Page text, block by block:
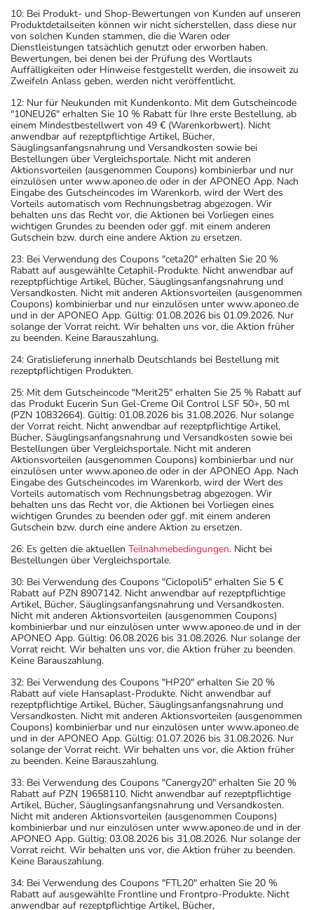
10: Bei Produkt- und Shop-Bewertungen von Kunden auf unseren
Produktdetailseiten können wir nicht sicherstellen, dass diese nur
von solchen Kunden stammen, die die Waren oder
Dienstleistungen tatsächlich genutzt oder erworben haben.
Bewertungen, bei denen bei der Prüfung des Wortlauts
Auffälligkeiten oder Hinweise festgestellt werden, die insoweit zu
Zweifeln Anlass geben, werden nicht veröffentlicht.
12: Nur für Neukunden mit Kundenkonto. Mit dem Gutscheincode
"10NEU26" erhalten Sie 10 % Rabatt für Ihre erste Bestellung, ab
einem Mindestbestellwert von 49 € (Warenkorbwert). Nicht
anwendbar auf rezeptpflichtige Artikel, Bücher,
Säuglingsanfangsnahrung und Versandkosten sowie bei
Bestellungen über Vergleichsportale. Nicht mit anderen
Aktionsvorteilen (ausgenommen Coupons) kombinierbar und nur
einzulösen unter www.aponeo.de oder in der APONEO App. Nach
Eingabe des Gutscheincodes im Warenkorb, wird der Wert des
Vorteils automatisch vom Rechnungsbetrag abgezogen. Wir
behalten uns das Recht vor, die Aktionen bei Vorliegen eines
wichtigen Grundes zu beenden oder ggf. mit einem anderen
Gutschein bzw. durch eine andere Aktion zu ersetzen.
23: Bei Verwendung des Coupons "ceta20" erhalten Sie 20 %
Rabatt auf ausgewählte Cetaphil-Produkte. Nicht anwendbar auf
rezeptpflichtige Artikel, Bücher, Säuglingsanfangsnahrung und
Versandkosten. Nicht mit anderen Aktionsvorteilen (ausgenommen
Coupons) kombinierbar und nur einzulösen unter www.aponeo.de
und in der APONEO App. Gültig: 01.08.2026 bis 01.09.2026. Nur
solange der Vorrat reicht. Wir behalten uns vor, die Aktion früher
zu beenden. Keine Barauszahlung.
24: Gratislieferung innerhalb Deutschlands bei Bestellung mit
rezeptpflichtigen Produkten.
25: Mit dem Gutscheincode "Merit25" erhalten Sie 25 % Rabatt auf
das Produkt Eucerin Sun Gel-Creme Oil Control LSF 50+, 50 ml
(PZN 10832664). Gültig: 01.08.2026 bis 31.08.2026. Nur solange
der Vorrat reicht. Nicht anwendbar auf rezeptpflichtige Artikel,
Bücher, Säuglingsanfangsnahrung und Versandkosten sowie bei
Bestellungen über Vergleichsportale. Nicht mit anderen
Aktionsvorteilen (ausgenommen Coupons) kombinierbar und nur
einzulösen unter www.aponeo.de oder in der APONEO App. Nach
Eingabe des Gutscheincodes im Warenkorb, wird der Wert des
Vorteils automatisch vom Rechnungsbetrag abgezogen. Wir
behalten uns das Recht vor, die Aktionen bei Vorliegen eines
wichtigen Grundes zu beenden oder ggf. mit einem anderen
Gutschein bzw. durch eine andere Aktion zu ersetzen.
26: Es gelten die aktuellen Teilnahmebedingungen. Nicht bei
Bestellungen über Vergleichsportale.
30: Bei Verwendung des Coupons "Ciclopoli5" erhalten Sie 5 €
Rabatt auf PZN 8907142. Nicht anwendbar auf rezeptpflichtige
Artikel, Bücher, Säuglingsanfangsnahrung und Versandkosten.
Nicht mit anderen Aktionsvorteilen (ausgenommen Coupons)
kombinierbar und nur einzulösen unter www.aponeo.de und in der
APONEO App. Gültig: 06.08.2026 bis 31.08.2026. Nur solange der
Vorrat reicht. Wir behalten uns vor, die Aktion früher zu beenden.
Keine Barauszahlung.
32: Bei Verwendung des Coupons "HP20" erhalten Sie 20 %
Rabatt auf viele Hansaplast-Produkte. Nicht anwendbar auf
rezeptpflichtige Artikel, Bücher, Säuglingsanfangsnahrung und
Versandkosten. Nicht mit anderen Aktionsvorteilen (ausgenommen
Coupons) kombinierbar und nur einzulösen unter www.aponeo.de
und in der APONEO App. Gültig: 01.07.2026 bis 31.08.2026. Nur
solange der Vorrat reicht. Wir behalten uns vor, die Aktion früher
zu beenden. Keine Barauszahlung.
33: Bei Verwendung des Coupons "Canergy20" erhalten Sie 20 %
Rabatt auf PZN 19658110. Nicht anwendbar auf rezeptpflichtige
Artikel, Bücher, Säuglingsanfangsnahrung und Versandkosten.
Nicht mit anderen Aktionsvorteilen (ausgenommen Coupons)
kombinierbar und nur einzulösen unter www.aponeo.de und in der
APONEO App. Gültig: 03.08.2026 bis 31.08.2026. Nur solange der
Vorrat reicht. Wir behalten uns vor, die Aktion früher zu beenden.
Keine Barauszahlung.
34: Bei Verwendung des Coupons "FTL20" erhalten Sie 20 %
Rabatt auf ausgewählte Frontline und Frontpro-Produkte. Nicht
anwendbar auf rezeptpflichtige Artikel, Bücher,